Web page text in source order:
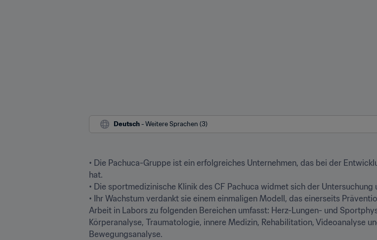
Deutsch - Weitere Sprachen (3)
• Die Pachuca-Gruppe ist ein erfolgreiches Unternehmen, das bei der
hat.
• Die sportmedizinische Klinik des CF Pachuca widmet sich der
• Ihr Wachstum verdankt sie einem einmaligen Modell, das einerseits
Arbeit in Labors zu folgenden Bereichen umfasst: Herz-Lungen- und
Körperanalyse, Traumatologie, innere Medizin, Rehabilitation, Videoanalyse
Bewegungsanalyse.